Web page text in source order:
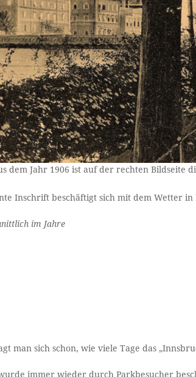
dem Jahr 1906 ist auf der rechten Bildseite
Inschrift beschäftigt sich mit dem Wetter in
im Jahre
man sich schon, wie viele Tage das
immer wieder durch Parkbesucher